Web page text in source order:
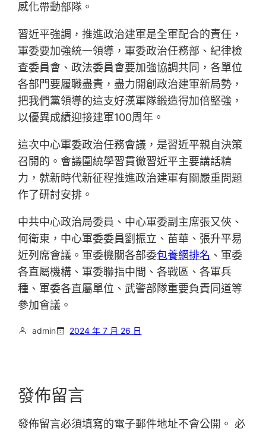
感化帶動部隊。
習近平強調，推進政治建軍是全軍配合的責任，
軍委要加強統一領導，軍委政治任務部、紀律檢
查委員會、政法委員會要加強協調共同，各單位
各部門要履職盡責，盡力開創政治建軍新局勢，
把我們黨領導的這支好漢軍隊鍛造得加倍堅強，
以優異成績迎接建軍100周年。
這次中心軍委政治任務會議，是習近平親自決策
召開的。會議圍繞學習貫徹習近平主要講話精
力，就新時代新征程推進政治建軍有關嚴重問題
作了研討安排。
中共中心政治局委員、中心軍委副主席張又俠、
何衛東，中心軍委委員劉振立、苗華、張升平易
近列席會議。軍委機關各部委包養網排名 、軍委
各直屬機構、軍委聯指中間、各戰區、各軍兵
種、軍委各直屬單位、武警部隊重要負責同道等
參加會議。
admin 2024 年 7 月 26 日
發佈留言
發佈留言必須填寫的電子郵件地址不會公開。 必